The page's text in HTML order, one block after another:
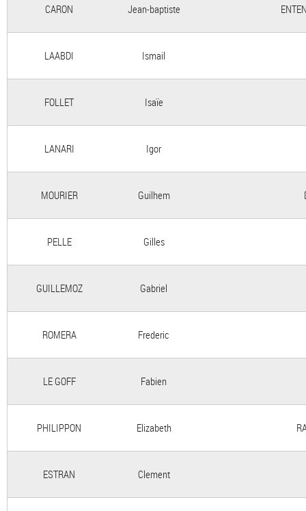
CARON Jean-baptiste
LAABDI Ismail
FOLLET Isaïe
LANARI Igor
MOURIER Guilhem
PELLE Gilles
GUILLEMOZ Gabriel
ROMERA Frederic
LE GOFF Fabien
PHILIPPON Elizabeth
ESTRAN Clement